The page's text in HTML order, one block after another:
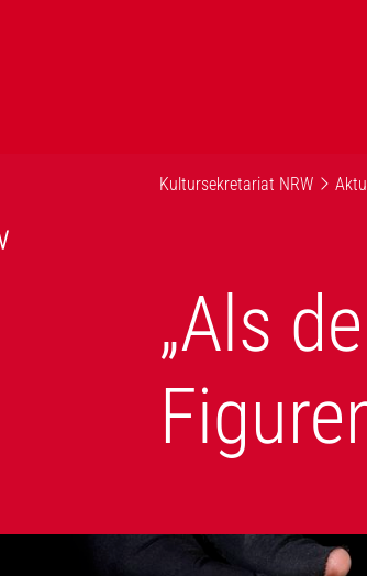
Kultursekretariat NRW
„Als